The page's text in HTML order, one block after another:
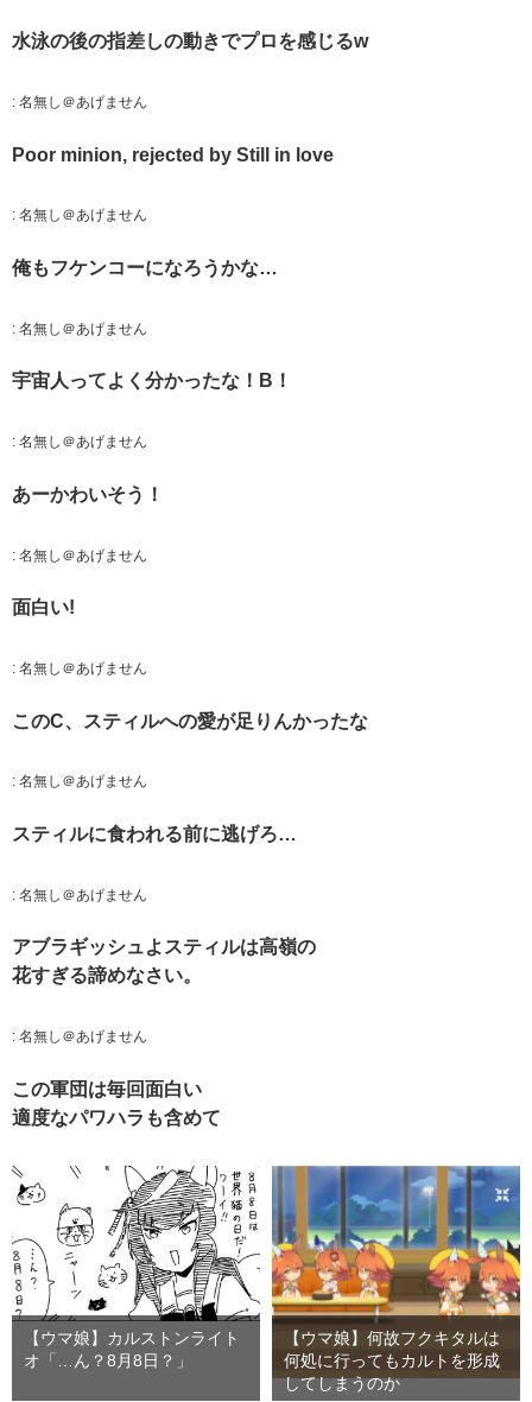
水泳の後の指差しの動きでプロを感じるw
: 名無し＠あげません
Poor minion, rejected by Still in love
: 名無し＠あげません
俺もフケンコーになろうかな…
: 名無し＠あげません
宇宙人ってよく分かったな！B！
: 名無し＠あげません
あーかわいそう！
: 名無し＠あげません
面白い!
: 名無し＠あげません
このC、スティルへの愛が足りんかったな
: 名無し＠あげません
スティルに食われる前に逃げろ…
: 名無し＠あげません
アブラギッシュよスティルは高嶺の
花すぎる諦めなさい。
: 名無し＠あげません
この軍団は毎回面白い
適度なパワハラも含めて
【ウマ娘】カルストンライト
オ「…ん？8月8日？」
【ウマ娘】何故フクキタルは
何処に行ってもカルトを形成
してしまうのか